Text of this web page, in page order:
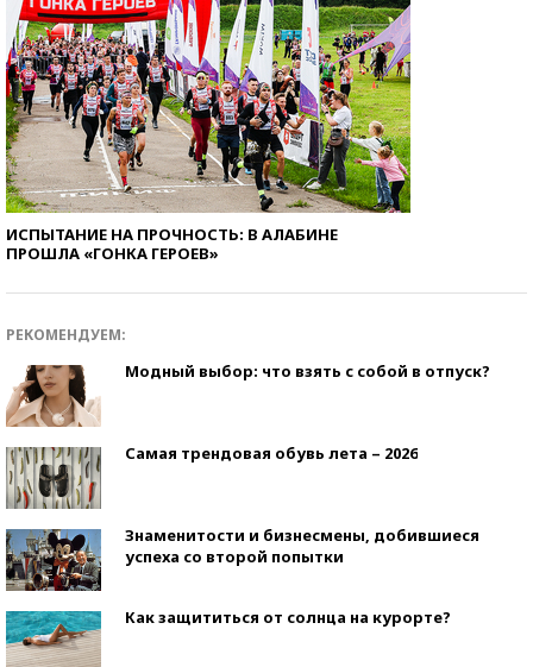
ИСПЫТАНИЕ НА ПРОЧНОСТЬ: В АЛАБИНЕ
ПРОШЛА «ГОНКА ГЕРОЕВ»
РЕКОМЕНДУЕМ:
Модный выбор: что взять с собой в отпуск?
Самая трендовая обувь лета – 2026
Знаменитости и бизнесмены, добившиеся
успеха со второй попытки
Как защититься от солнца на курорте?